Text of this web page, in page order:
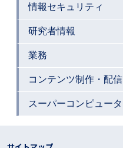
情報セキュリティ
研究者情報
業務
コンテンツ制作・配信
スーパーコンピュータ